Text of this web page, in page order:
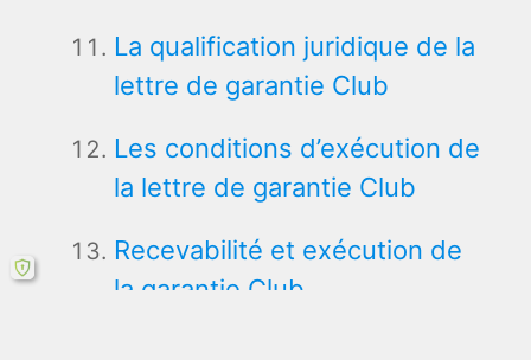
La qualification juridique de la
lettre de garantie Club
Les conditions d’exécution de
la lettre de garantie Club
Recevabilité et exécution de
la garantie Club